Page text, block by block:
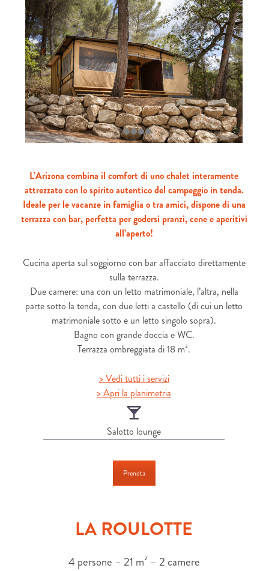
L’Arizona combina il comfort di uno chalet interamente
attrezzato con lo spirito autentico del campeggio in tenda.
Ideale per le vacanze in famiglia o tra amici, dispone di una
terrazza con bar, perfetta per godersi pranzi, cene e aperitivi
all’aperto!
Cucina aperta sul soggiorno con bar affacciato direttamente
sulla terrazza.
Due camere: una con un letto matrimoniale, l’altra, nella
parte sotto la tenda, con due letti a castello (di cui un letto
matrimoniale sotto e un letto singolo sopra).
Bagno con grande doccia e WC.
Terrazza ombreggiata di 18 m².
> Vedi tutti i servizi
> Apri la planimetria
Salotto lounge
Prenota
LA ROULOTTE
4 persone – 21 m² – 2 camere